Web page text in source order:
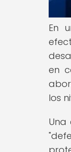
En
en
los
Una